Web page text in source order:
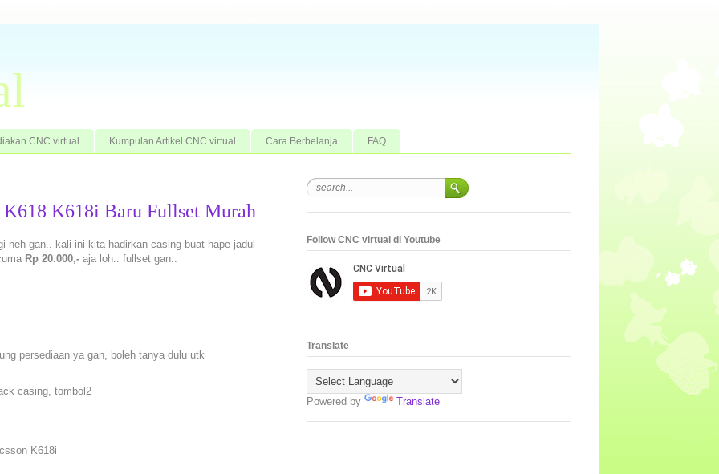
CNC virtual Kumpulan Artikel CNC virtual Cara Berbelanja FAQ
K618i Baru Fullset Murah
gan.. kali ini kita hadirkan casing buat hape jadul
Rp 20.000,- aja loh.. fullset gan..
persediaan ya gan, boleh tanya dulu utk
casing, tombol2
K618i
Follow CNC virtual di Youtube
Translate
Powered by Translate